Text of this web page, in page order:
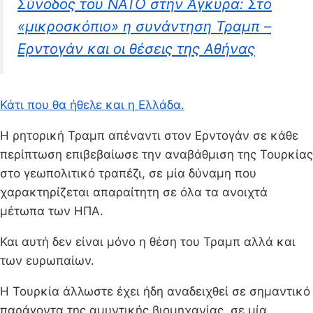
Σύνοδος του ΝΑΤΟ στην Άγκυρα: Στο
«μικροσκόπιο» η συνάντηση Τραμπ –
Ερντογάν και οι θέσεις της Αθήνας
Κάτι που θα ήθελε και η Ελλάδα.
Η ρητορική Τραμπ απέναντι στον Ερντογάν σε κάθε
περίπτωση επιβεβαίωσε την αναβάθμιση της Τουρκίας
στο γεωπολιτικό τραπέζι, σε μία δύναμη που
χαρακτηρίζεται απαραίτητη σε όλα τα ανοιχτά
μέτωπα των ΗΠΑ.
Και αυτή δεν είναι μόνο η θέση του Τραμπ αλλά και
των ευρωπαίων.
Η Τουρκία άλλωστε έχει ήδη αναδειχθεί σε σημαντικό